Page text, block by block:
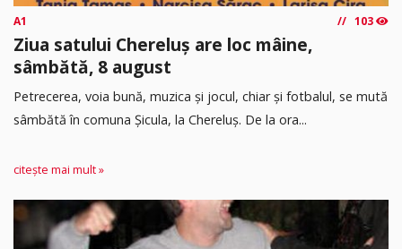
A1 103
Ziua satului Chereluș are loc mâine,
sâmbătă, 8 august
Petrecerea, voia bună, muzica și jocul, chiar și fotbalul, se mută
sâmbătă în comuna Șicula, la Chereluș. De la ora...
citește mai mult »